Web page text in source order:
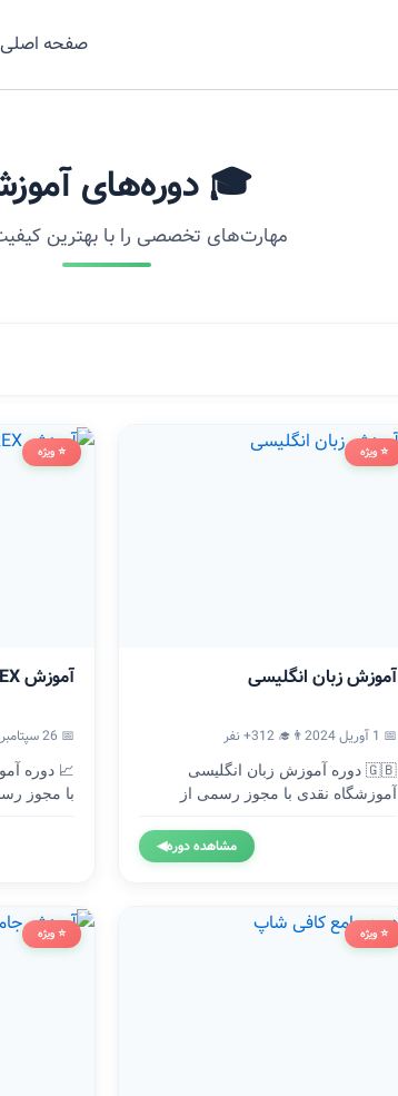
صفحه اصلی
🎓 دوره‌های
مهارت‌های تخصصی را با بهترین
⭐ ویژه
آموزش زبان انگلیسی
📅 1 آوریل 2024
👨‍🎓 312+ نفر
🇬🇧 دوره آموزش زبان انگلیسی
آموزشگاه نقدی با مجوز رسمی از
مشاهده دوره◀
⭐ ویژه
آموزش FOREX
📅 26 سپتامبر 2023
با مجوز
⭐ ویژه ⭐ ویژه